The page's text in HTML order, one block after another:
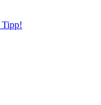
Tipp!